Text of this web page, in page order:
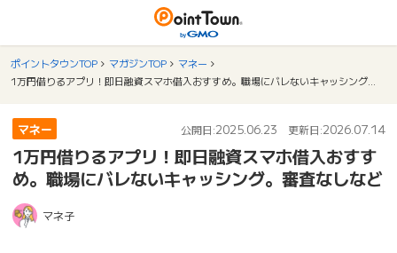
ポイントタウンTOP マガジンTOP
マネー
マネー 公開日:2025.06.23 更新日:2026.07.14
1万円借りるアプリ！即日融資スマホ借入おすす
め。職場にバレないキャッシング。審査なしなど
マネ子